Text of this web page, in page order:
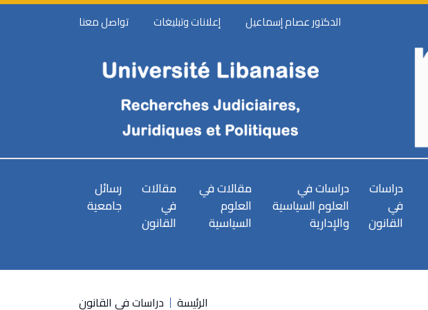
الدكتور عصام إسماعيل إعلانات وتبليغات تواصل معنا
دراسات
في
القانون
دراسات في
العلوم السياسية
والإدارية
مقالات في
العلوم
السياسية
مقالات
في
القانون
رسائل
جامعية
الرئيسة دراسات في القانون